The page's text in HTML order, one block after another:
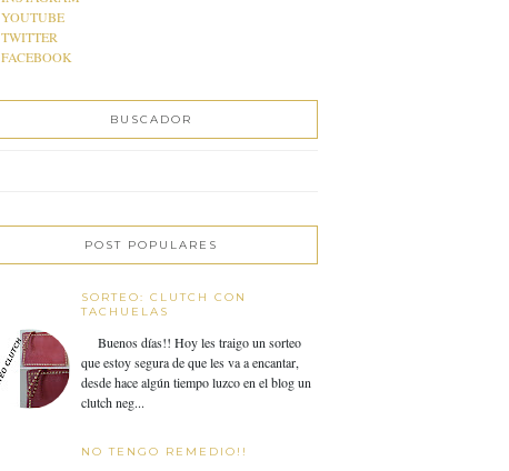
YOUTUBE
TWITTER
FACEBOOK
BUSCADOR
POST POPULARES
SORTEO: CLUTCH CON
TACHUELAS
Buenos días!! Hoy les traigo un sorteo
que estoy segura de que les va a encantar,
desde hace algún tiempo luzco en el blog un
clutch neg...
NO TENGO REMEDIO!!